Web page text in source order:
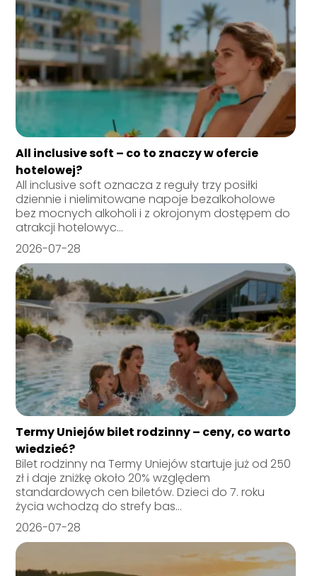
All inclusive soft – co to znaczy w ofercie
hotelowej?
All inclusive soft oznacza z reguły trzy posiłki
dziennie i nielimitowane napoje bezalkoholowe
bez mocnych alkoholi i z okrojonym dostępem do
atrakcji hotelowyc...
2026-07-28
Termy Uniejów bilet rodzinny – ceny, co warto
wiedzieć?
Bilet rodzinny na Termy Uniejów startuje już od 250
zł i daje zniżkę około 20% względem
standardowych cen biletów. Dzieci do 7. roku
życia wchodzą do strefy bas...
2026-07-28